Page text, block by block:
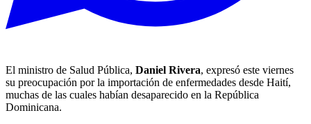
El ministro de Salud Pública, Daniel Rivera, expresó este viernes
su preocupación por la importación de enfermedades desde Haití,
muchas de las cuales habían desaparecido en la República
Dominicana.